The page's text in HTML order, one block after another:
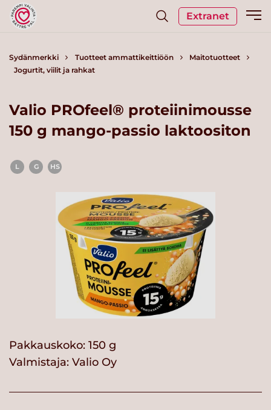
Extranet
Sydänmerkki Tuotteet ammattikeittiöön
Maitotuotteet
Jogurtit, viilit ja rahkat
Valio PROfeel® proteiinimousse
150 g mango-passio laktoositon
L G HS
Pakkauskoko: 150 g
Valmistaja: Valio Oy